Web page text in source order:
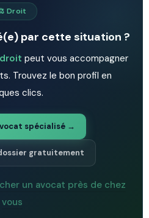
Droit
par cette situation ?
droit peut vous accompagner
Trouvez le bon profil en
clics.
spécialisé →
gratuitement
un avocat près de chez
vous